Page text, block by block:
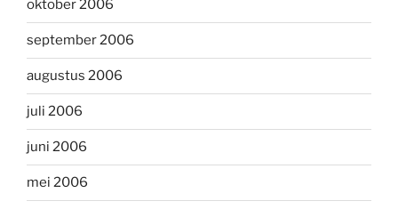
oktober 2006
september 2006
augustus 2006
juli 2006
juni 2006
mei 2006